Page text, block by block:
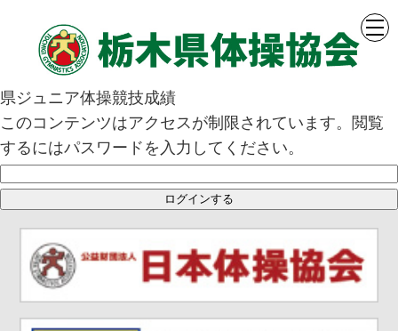
県ジュニア体操競技成績
このコンテンツはアクセスが制限されています。閲覧
するにはパスワードを入力してください。